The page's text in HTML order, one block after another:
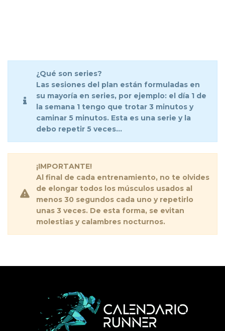
¿Qué son series?
Las sesiones del plan están formuladas en
su mayoría en series, por ejemplo: el día 1 de
la semana 1 tengo que trotar 3 minutos y
caminar 5 minutos. Esta es una serie y la
debo repetir 5 veces…
¡IMPORTANTE!
Al final de cada entrenamiento, no te olvides
de elongar todos los músculos usados al
menos 30 segundos cada uno y repetirlo
unas 3 veces. De esta forma, se evitan
molestias y calambres nocturnos.